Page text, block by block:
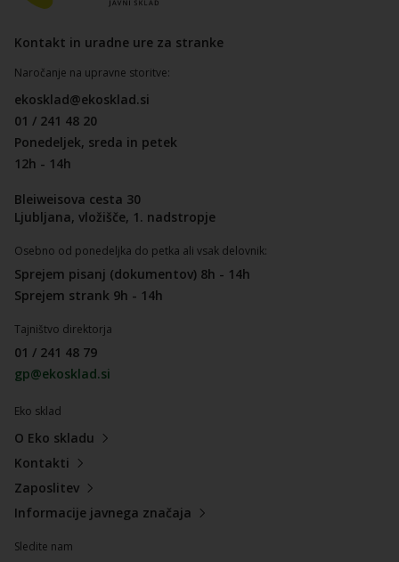
Kontakt in uradne ure za stranke
Naročanje na upravne storitve:
ekosklad@ekosklad.si
01 / 241 48 20
Ponedeljek, sreda in petek
12h - 14h
Bleiweisova cesta 30
Ljubljana, vložišče, 1. nadstropje
Osebno od ponedeljka do petka ali vsak delovnik:
Sprejem pisanj (dokumentov) 8h - 14h
Sprejem strank 9h - 14h
Tajništvo direktorja
01 / 241 48 79
gp@ekosklad.si
Eko sklad
O Eko skladu
Kontakti
Zaposlitev
Informacije javnega značaja
Sledite nam